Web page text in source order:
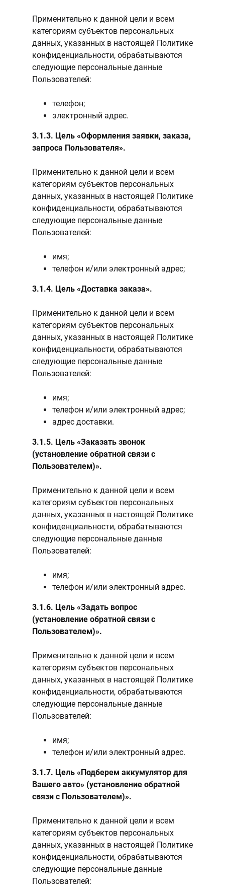
Применительно к данной цели и всем
категориям субъектов персональных
данных, указанных в настоящей Политике
конфиденциальности, обрабатываются
следующие персональные данные
Пользователей:
телефон;
электронный адрес.
3.1.3. Цель «Оформления заявки, заказа,
запроса Пользователя».
Применительно к данной цели и всем
категориям субъектов персональных
данных, указанных в настоящей Политике
конфиденциальности, обрабатываются
следующие персональные данные
Пользователей:
имя;
телефон и/или электронный адрес;
3.1.4. Цель «Доставка заказа».
Применительно к данной цели и всем
категориям субъектов персональных
данных, указанных в настоящей Политике
конфиденциальности, обрабатываются
следующие персональные данные
Пользователей:
имя;
телефон и/или электронный адрес;
адрес доставки.
3.1.5. Цель «Заказать звонок
(установление обратной связи с
Пользователем)».
Применительно к данной цели и всем
категориям субъектов персональных
данных, указанных в настоящей Политике
конфиденциальности, обрабатываются
следующие персональные данные
Пользователей:
имя;
телефон и/или электронный адрес.
3.1.6. Цель «Задать вопрос
(установление обратной связи с
Пользователем)».
Применительно к данной цели и всем
категориям субъектов персональных
данных, указанных в настоящей Политике
конфиденциальности, обрабатываются
следующие персональные данные
Пользователей:
имя;
телефон и/или электронный адрес.
3.1.7. Цель «Подберем аккумулятор для
Вашего авто» (установление обратной
связи с Пользователем)».
Применительно к данной цели и всем
категориям субъектов персональных
данных, указанных в настоящей Политике
конфиденциальности, обрабатываются
следующие персональные данные
Пользователей: